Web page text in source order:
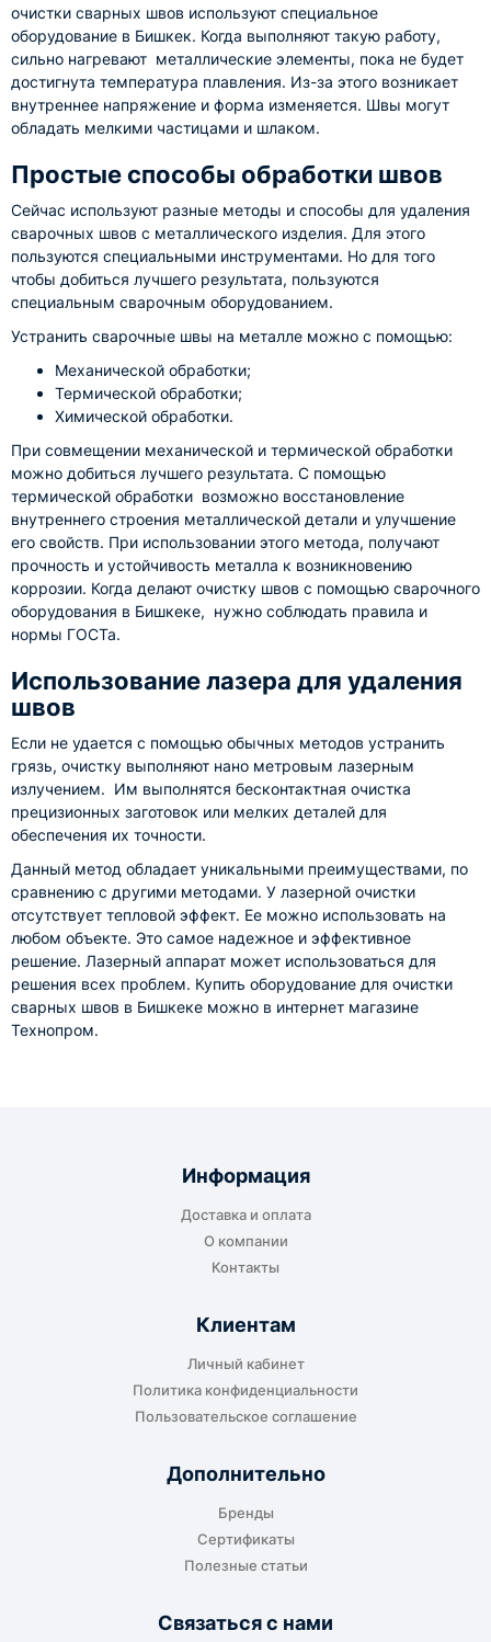
очистки сварных швов используют специальное
оборудование в Бишкек. Когда выполняют такую работу,
сильно нагревают металлические элементы, пока не будет
достигнута температура плавления. Из-за этого возникает
внутреннее напряжение и форма изменяется. Швы могут
обладать мелкими частицами и шлаком.
Простые способы обработки швов
Сейчас используют разные методы и способы для удаления
сварочных швов с металлического изделия. Для этого
пользуются специальными инструментами. Но для того
чтобы добиться лучшего результата, пользуются
специальным сварочным оборудованием.
Устранить сварочные швы на металле можно с помощью:
Механической обработки;
Термической обработки;
Химической обработки.
При совмещении механической и термической обработки
можно добиться лучшего результата. С помощью
термической обработки возможно восстановление
внутреннего строения металлической детали и улучшение
его свойств. При использовании этого метода, получают
прочность и устойчивость металла к возникновению
коррозии. Когда делают очистку швов с помощью сварочного
оборудования в Бишкеке, нужно соблюдать правила и
нормы ГОСТа.
Использование лазера для удаления
швов
Если не удается с помощью обычных методов устранить
грязь, очистку выполняют нано метровым лазерным
излучением. Им выполнятся бесконтактная очистка
прецизионных заготовок или мелких деталей для
обеспечения их точности.
Данный метод обладает уникальными преимуществами, по
сравнению с другими методами. У лазерной очистки
отсутствует тепловой эффект. Ее можно использовать на
любом объекте. Это самое надежное и эффективное
решение. Лазерный аппарат может использоваться для
решения всех проблем. Купить оборудование для очистки
сварных швов в Бишкеке можно в интернет магазине
Технопром.
Информация
Доставка и оплата
О компании
Контакты
Клиентам
Личный кабинет
Политика конфиденциальности
Пользовательское соглашение
Дополнительно
Бренды
Сертификаты
Полезные статьи
Связаться с нами